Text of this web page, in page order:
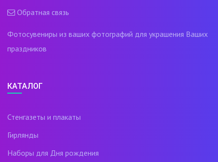
Обратная связь
Фотосувениры из ваших фотографий для украшения Ваших
праздников
КАТАЛОГ
Стенгазеты и плакаты
Гирлянды
Наборы для Дня рождения